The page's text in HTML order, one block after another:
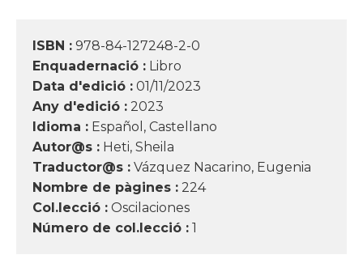
ISBN : 978-84-127248-2-0
Enquadernació : Libro
Data d'edició : 01/11/2023
Any d'edició : 2023
Idioma : Español, Castellano
Autor@s : Heti, Sheila
Traductor@s : Vázquez Nacarino, Eugenia
Nombre de pàgines : 224
Col.lecció : Oscilaciones
Número de col.lecció : 1